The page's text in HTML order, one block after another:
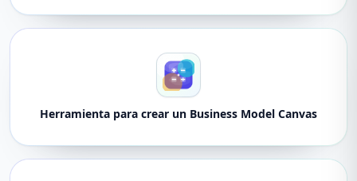
Herramienta para crear un Business Model Canvas